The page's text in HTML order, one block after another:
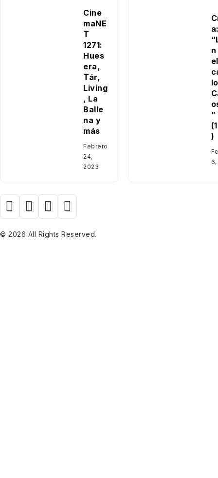
Cine
maNE
T
1271:
Hues
era,
Tár,
Living
, La
Balle
na y
más
Febrero
24,
2023
n
el
”
)
© 2026 All Rights Reserved.